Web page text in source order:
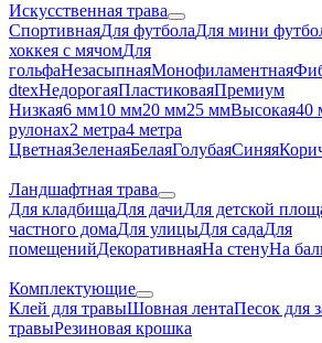
Искусственная трава
СпортивнаяДля футболаДля мини
хоккея с мячомДля
гольфаНезасыпнаяМонофиламентная
dtexНедорогаяПластиковаяПремиум
Низкая6 мм10 мм20 мм25 ммВысокая40
рулонах2 метра4 метра
ЦветнаяЗеленаяБелаяГолубаяСиняя
Ландшафтная трава
Для кладбищаДля дачиДля детской
частного домаДля улицыДля садаДля
помещенийДекоративнаяНа стенуНа
Комплектующие
Клей для травыШовная лентаПесок для
травыРезиновая крошка